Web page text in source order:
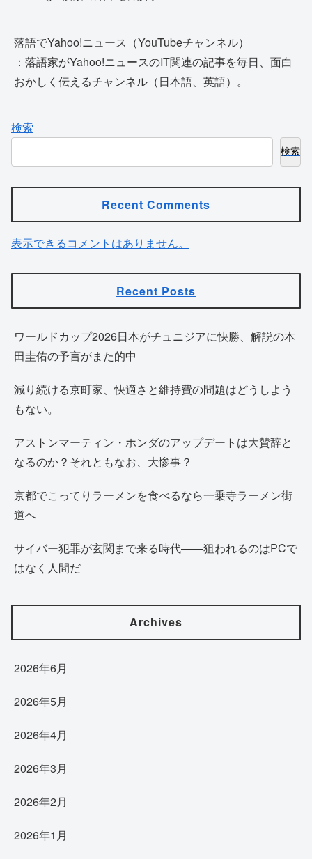
落語でYahoo!ニュース（YouTubeチャンネル）
：落語家がYahoo!ニュースのIT関連の記事を毎日、面白
おかしく伝えるチャンネル（日本語、英語）。
検索
検索
Recent Comments
表示できるコメントはありません。
Recent Posts
ワールドカップ2026日本がチュニジアに快勝、解説の本
田圭佑の予言がまた的中
減り続ける京町家、快適さと維持費の問題はどうしよう
もない。
アストンマーティン・ホンダのアップデートは大賛辞と
なるのか？それともなお、大惨事？
京都でこってりラーメンを食べるなら一乗寺ラーメン街
道へ
サイバー犯罪が玄関まで来る時代——狙われるのはPCで
はなく人間だ
Archives
2026年6月
2026年5月
2026年4月
2026年3月
2026年2月
2026年1月